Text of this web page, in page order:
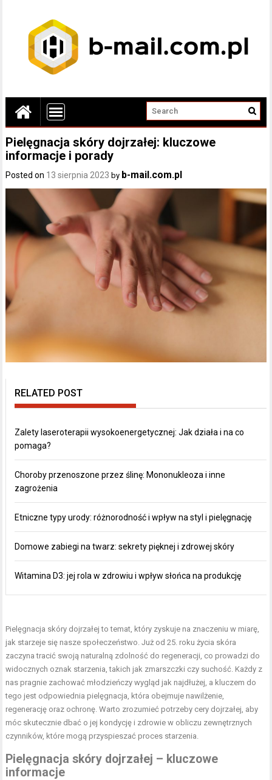
Pielęgnacja skóry dojrzałej: kluczowe
informacje i porady
Posted on 13 sierpnia 2023 by b-mail.com.pl
RELATED POST
Zalety laseroterapii wysokoenergetycznej: Jak działa i na co
pomaga?
Choroby przenoszone przez ślinę: Mononukleoza i inne
zagrożenia
Etniczne typy urody: różnorodność i wpływ na styl i pielęgnację
Domowe zabiegi na twarz: sekrety pięknej i zdrowej skóry
Witamina D3: jej rola w zdrowiu i wpływ słońca na produkcję
Pielęgnacja skóry dojrzałej to temat, który zyskuje na znaczeniu w miarę,
jak starzeje się nasze społeczeństwo. Już od 25. roku życia skóra
zaczyna tracić swoją naturalną zdolność do regeneracji, co prowadzi do
widocznych oznak starzenia, takich jak zmarszczki czy suchość. Każdy z
nas pragnie zachować młodzieńczy wygląd jak najdłużej, a kluczem do
tego jest odpowiednia pielęgnacja, która obejmuje nawilżenie,
regenerację oraz ochronę. Warto zrozumieć potrzeby cery dojrzałej, aby
móc skutecznie dbać o jej kondycję i zdrowie w obliczu zewnętrznych
czynników, które mogą przyspieszać proces starzenia.
Pielęgnacja skóry dojrzałej – kluczowe
informacje